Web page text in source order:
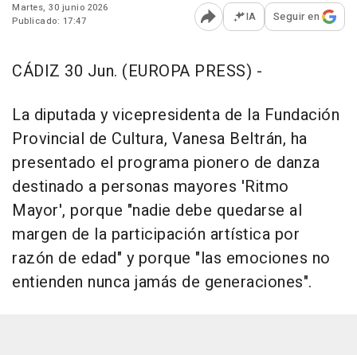
Martes, 30 junio 2026
Publicado: 17:47
Abrir opciones para
IA Seguir en
CÁDIZ 30 Jun. (EUROPA PRESS) -
La diputada y vicepresidenta de la Fundación
Provincial de Cultura, Vanesa Beltrán, ha
presentado el programa pionero de danza
destinado a personas mayores 'Ritmo
Mayor', porque "nadie debe quedarse al
margen de la participación artística por
razón de edad" y porque "las emociones no
entienden nunca jamás de generaciones".